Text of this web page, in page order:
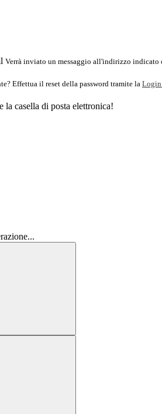
Verrà inviato un messaggio all'indirizzo indicato
Effettua il reset della password tramite la Login
casella di posta elettronica!